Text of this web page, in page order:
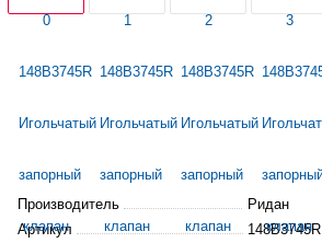
Производитель
Ридан
Артикул
148B3745R